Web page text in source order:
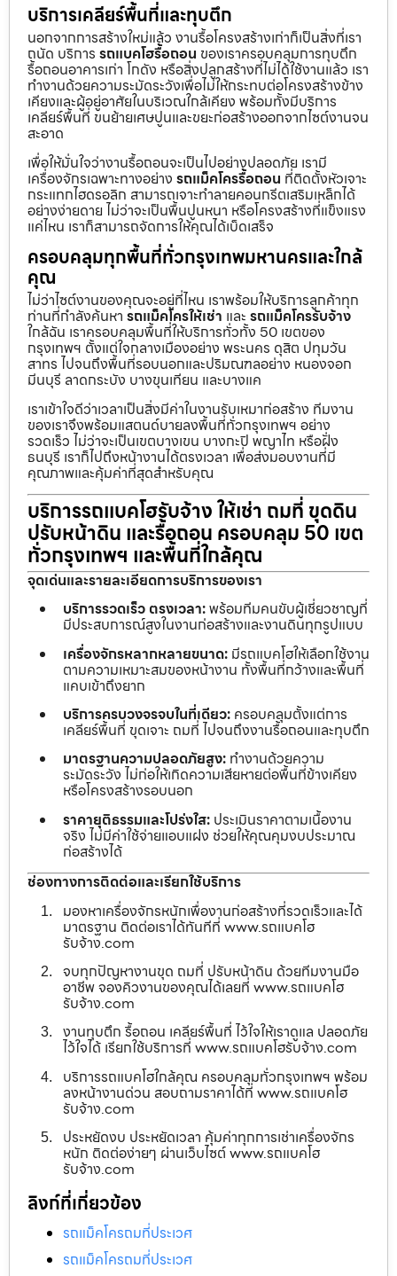
บริการเคลียร์พื้นที่และทุบตึก
นอกจากการสร้างใหม่แล้ว งานรื้อโครงสร้างเก่าก็เป็นสิ่งที่เรา
ถนัด บริการ รถแบคโฮรื้อถอน ของเราครอบคลุมการทุบตึก
รื้อถอนอาคารเก่า โกดัง หรือสิ่งปลูกสร้างที่ไม่ได้ใช้งานแล้ว เรา
ทำงานด้วยความระมัดระวังเพื่อไม่ให้กระทบต่อโครงสร้างข้าง
เคียงและผู้อยู่อาศัยในบริเวณใกล้เคียง พร้อมทั้งมีบริการ
เคลียร์พื้นที่ ขนย้ายเศษปูนและขยะก่อสร้างออกจากไซต์งานจน
สะอาด
เพื่อให้มั่นใจว่างานรื้อถอนจะเป็นไปอย่างปลอดภัย เรามี
เครื่องจักรเฉพาะทางอย่าง รถแม็คโครรื้อถอน ที่ติดตั้งหัวเจาะ
กระแทกไฮดรอลิก สามารถเจาะทำลายคอนกรีตเสริมเหล็กได้
อย่างง่ายดาย ไม่ว่าจะเป็นพื้นปูนหนา หรือโครงสร้างที่แข็งแรง
แค่ไหน เราก็สามารถจัดการให้คุณได้เบ็ดเสร็จ
ครอบคลุมทุกพื้นที่ทั่วกรุงเทพมหานครและใกล้
คุณ
ไม่ว่าไซต์งานของคุณจะอยู่ที่ไหน เราพร้อมให้บริการลูกค้าทุก
ท่านที่กำลังค้นหา รถแม็คโครให้เช่า และ รถแม็คโครรับจ้าง
ใกล้ฉัน เราครอบคลุมพื้นที่ให้บริการทั่วทั้ง 50 เขตของ
กรุงเทพฯ ตั้งแต่ใจกลางเมืองอย่าง พระนคร ดุสิต ปทุมวัน
สาทร ไปจนถึงพื้นที่รอบนอกและปริมณฑลอย่าง หนองจอก
มีนบุรี ลาดกระบัง บางขุนเทียน และบางแค
เราเข้าใจดีว่าเวลาเป็นสิ่งมีค่าในงานรับเหมาก่อสร้าง ทีมงาน
ของเราจึงพร้อมแสตนด์บายลงพื้นที่ทั่วกรุงเทพฯ อย่าง
รวดเร็ว ไม่ว่าจะเป็นเขตบางเขน บางกะปิ พญาไท หรือฝั่ง
ธนบุรี เราก็ไปถึงหน้างานได้ตรงเวลา เพื่อส่งมอบงานที่มี
คุณภาพและคุ้มค่าที่สุดสำหรับคุณ
บริการรถแบคโฮรับจ้าง ให้เช่า ถมที่ ขุดดิน
ปรับหน้าดิน และรื้อถอน ครอบคลุม 50 เขต
ทั่วกรุงเทพฯ และพื้นที่ใกล้คุณ
จุดเด่นและรายละเอียดการบริการของเรา
บริการรวดเร็ว ตรงเวลา:พร้อมทีมคนขับผู้เชี่ยวชาญที่
มีประสบการณ์สูงในงานก่อสร้างและงานดินทุกรูปแบบ
เครื่องจักรหลากหลายขนาด: มีรถแบคโฮให้เลือกใช้งาน
ตามความเหมาะสมของหน้างาน ทั้งพื้นที่กว้างและพื้นที่
แคบเข้าถึงยาก
บริการครบวงจรจบในที่เดียว: ครอบคลุมตั้งแต่การ
เคลียร์พื้นที่ ขุดเจาะ ถมที่ ไปจนถึงงานรื้อถอนและทุบตึก
มาตรฐานความปลอดภัยสูง: ทำงานด้วยความ
ระมัดระวัง ไม่ก่อให้เกิดความเสียหายต่อพื้นที่ข้างเคียง
หรือโครงสร้างรอบนอก
ราคายุติธรรมและโปร่งใส: ประเมินราคาตามเนื้องาน
จริง ไม่มีค่าใช้จ่ายแอบแฝง ช่วยให้คุณคุมงบประมาณ
ก่อสร้างได้
ช่องทางการติดต่อและเรียกใช้บริการ
มองหาเครื่องจักรหนักเพื่องานก่อสร้างที่รวดเร็วและได้
มาตรฐาน ติดต่อเราได้ทันทีที่ www.รถแบคโฮ
รับจ้าง.com
จบทุกปัญหางานขุด ถมที่ ปรับหน้าดิน ด้วยทีมงานมือ
อาชีพ จองคิวงานของคุณได้เลยที่ www.รถแบคโฮ
รับจ้าง.com
งานทุบตึก รื้อถอน เคลียร์พื้นที่ ไว้ใจให้เราดูแล ปลอดภัย
ไว้ใจได้ เรียกใช้บริการที่ www.รถแบคโฮรับจ้าง.com
บริการรถแบคโฮใกล้คุณ ครอบคลุมทั่วกรุงเทพฯ พร้อม
ลงหน้างานด่วน สอบถามราคาได้ที่ www.รถแบคโฮ
รับจ้าง.com
ประหยัดงบ ประหยัดเวลา คุ้มค่าทุกการเช่าเครื่องจักร
หนัก ติดต่อง่ายๆ ผ่านเว็บไซต์ www.รถแบคโฮ
รับจ้าง.com
ลิงก์ที่เกี่ยวข้อง
รถแม็คโครถมที่ประเวศ
รถแม็คโครถมที่ประเวศ